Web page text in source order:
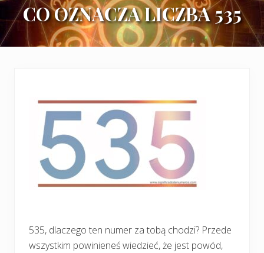
CO OZNACZA LICZBA 535
535, dlaczego ten numer za tobą chodzi? Przede
wszystkim powinieneś wiedzieć, że jest powód,